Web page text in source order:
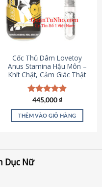
Cốc Thủ Dâm Lovetoy
Anus Stamina Hậu Môn –
Khít Chặt, Cảm Giác Thật
Được xếp
hạng4.84
5 sao
445,000₫
THÊM VÀO GIỎ HÀNG
Dục Nữ